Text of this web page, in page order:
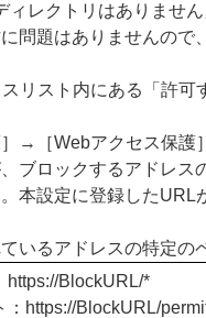
ィレクトリはありませ
問題はありませんので
リスト内にある「許可
→［Webアクセス保
ブロックするアドレ
本設定に登録した
いるアドレスの特定の
https://BlockURL/*
：https://BlockURL/